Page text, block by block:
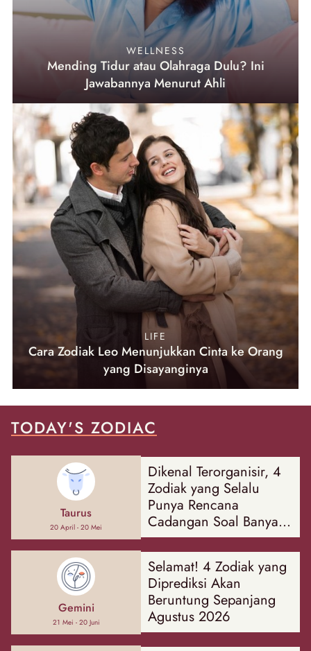
WELLNESS
Mending Tidur atau Olahraga Dulu? Ini
Jawabannya Menurut Ahli
LIFE
Cara Zodiak Leo Menunjukkan Cinta ke Orang
yang Disayanginya
TODAY'S ZODIAC
Taurus
20 April - 20 Mei
Dikenal Terorganisir, 4
Zodiak yang Selalu
Punya Rencana
Cadangan Soal Banyak
Hal
Gemini
21 Mei - 20 Juni
Selamat! 4 Zodiak yang
Diprediksi Akan
Beruntung Sepanjang
Agustus 2026